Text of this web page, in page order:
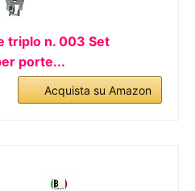
triplo n. 003 Set
porte...
Acquista su Amazon